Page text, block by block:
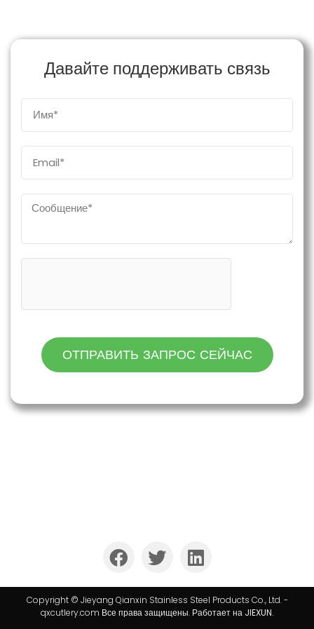
Давайте поддерживать связь
ОТПРАВИТЬ ЗАПРОС СЕЙЧАС
Copyright © Jieyang Qianxin Stainless Steel Products Co., Ltd. -
qxcutlery.com Все права защищены. Работает на JIEXUN.